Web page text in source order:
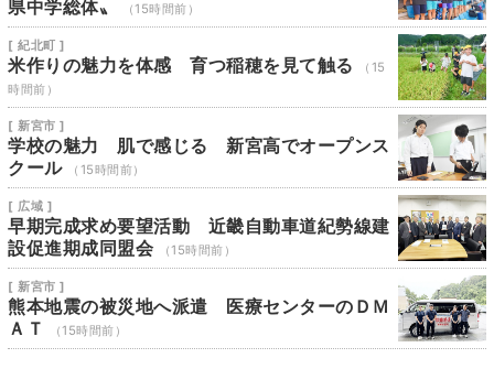
県中学総体〟 （15時間前）
[ 紀北町 ]
米作りの魅力を体感 育つ稲穂を見て触る
（15
時間前）
[ 新宮市 ]
学校の魅力 肌で感じる 新宮高でオープンス
クール
（15時間前）
[ 広域 ]
早期完成求め要望活動 近畿自動車道紀勢線建
設促進期成同盟会
（15時間前）
[ 新宮市 ]
熊本地震の被災地へ派遣 医療センターのＤＭ
ＡＴ
（15時間前）